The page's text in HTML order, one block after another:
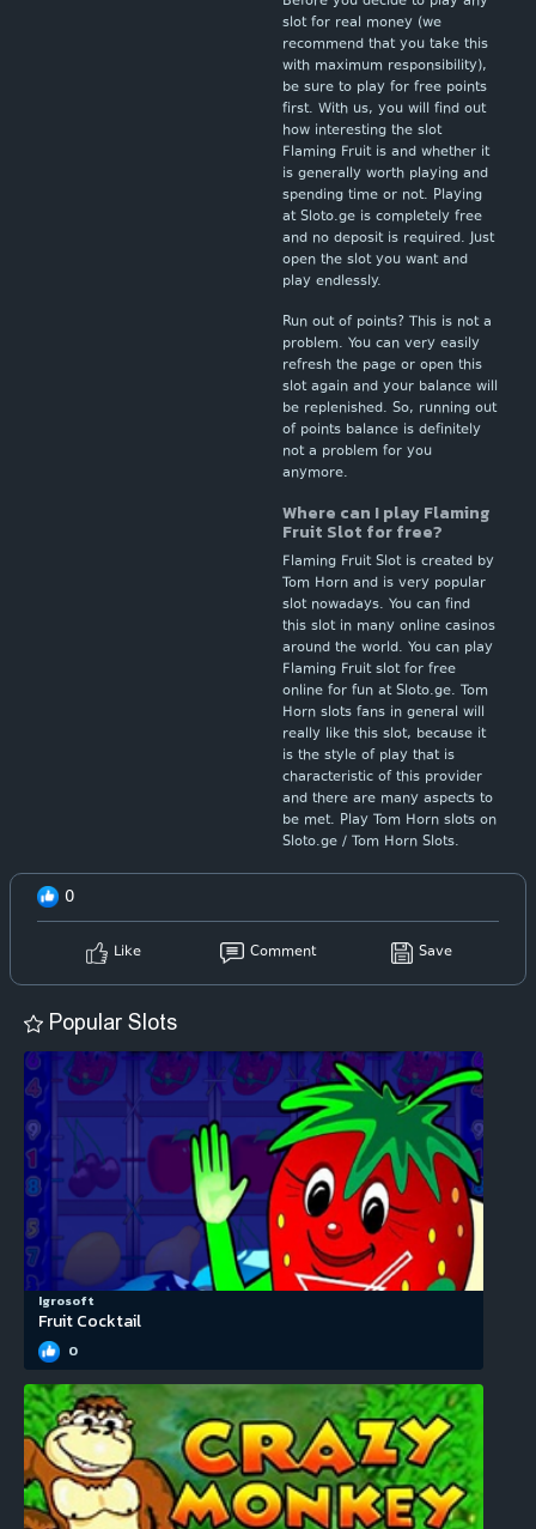
slot for real money (we
recommend that you take this
with maximum responsibility),
be sure to play for free points
first. With us, you will find out
how interesting the slot
Flaming Fruit is and whether it
is generally worth playing and
spending time or not. Playing
at Sloto.ge is completely free
and no deposit is required. Just
open the slot you want and
play endlessly.
Run out of points? This is not a
problem. You can very easily
refresh the page or open this
slot again and your balance will
be replenished. So, running out
of points balance is definitely
not a problem for you
anymore.
Where can I play Flaming
Fruit Slot for free?
Flaming Fruit Slot is created by
Tom Horn and is very popular
slot nowadays. You can find
this slot in many online casinos
around the world. You can play
Flaming Fruit slot for free
online for fun at Sloto.ge. Tom
Horn slots fans in general will
really like this slot, because it
is the style of play that is
characteristic of this provider
and there are many aspects to
be met. Play Tom Horn slots on
Sloto.ge / Tom Horn Slots.
0
Like Comment Save
Popular Slots
Igrosoft
Fruit Cocktail
0